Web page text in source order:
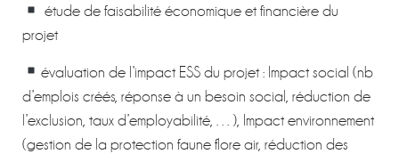
étude de faisabilité économique et financière du
projet
évaluation de l’impact ESS du projet : Impact social (nb
d’emplois créés, réponse à un besoin social, réduction de
l’exclusion, taux d’employabilité, …), Impact environnement
(gestion de la protection faune flore air, réduction des